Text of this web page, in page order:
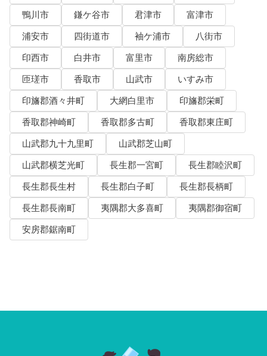
鴨川市
鎌ケ谷市 君津市
富津市
浦安市
四街道市 袖ケ浦市
八街市
印西市
白井市 富里市
南房総市
匝瑳市
香取市 山武市
いすみ市
印旛郡酒々井町
大網白里市
印旛郡栄町
香取郡神崎町
香取郡多古町
香取郡東庄町
山武郡九十九里町
山武郡芝山町
山武郡横芝光町
長生郡一宮町
長生郡睦沢町
長生郡長生村
長生郡白子町
長生郡長柄町
長生郡長南町
夷隅郡大多喜町
夷隅郡御宿町
安房郡鋸南町